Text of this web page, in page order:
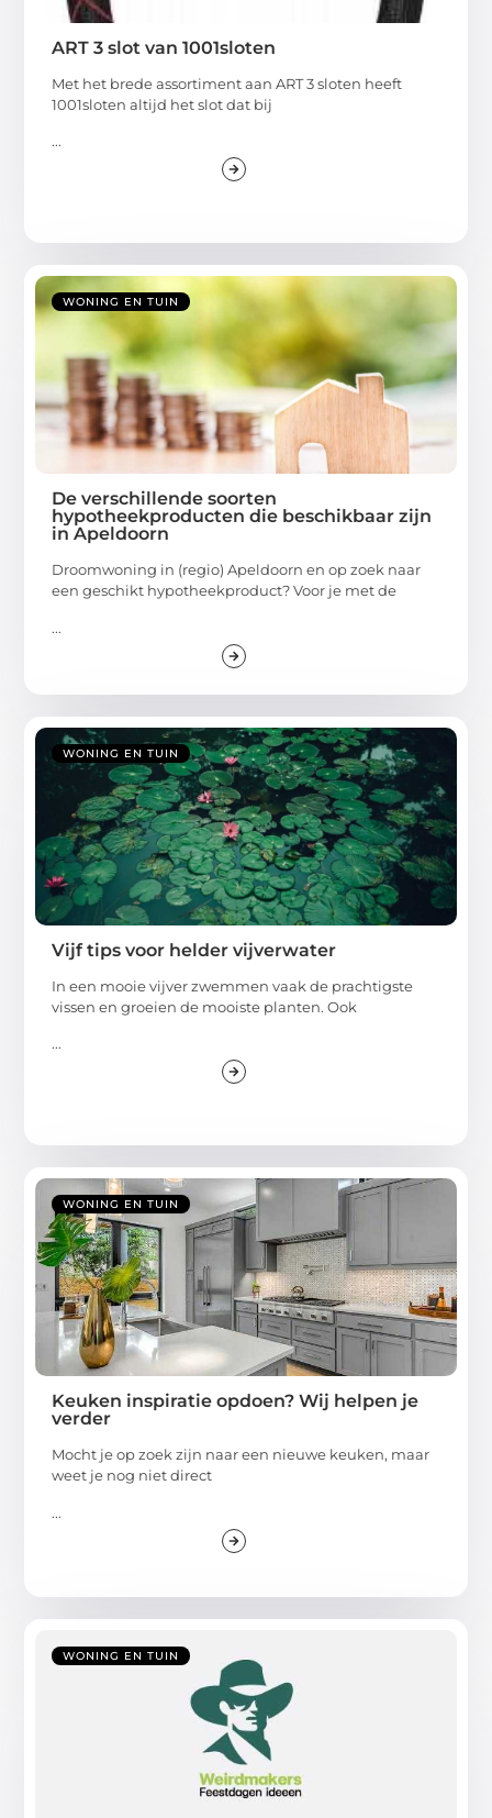
ART 3 slot van 1001sloten
Met het brede assortiment aan ART 3 sloten heeft
1001sloten altijd het slot dat bij
...
WONING EN TUIN
De verschillende soorten
hypotheekproducten die beschikbaar zijn
in Apeldoorn
Droomwoning in (regio) Apeldoorn en op zoek naar
een geschikt hypotheekproduct? Voor je met de
...
WONING EN TUIN
Vijf tips voor helder vijverwater
In een mooie vijver zwemmen vaak de prachtigste
vissen en groeien de mooiste planten. Ook
...
WONING EN TUIN
Keuken inspiratie opdoen? Wij helpen je
verder
Mocht je op zoek zijn naar een nieuwe keuken, maar
weet je nog niet direct
...
WONING EN TUIN